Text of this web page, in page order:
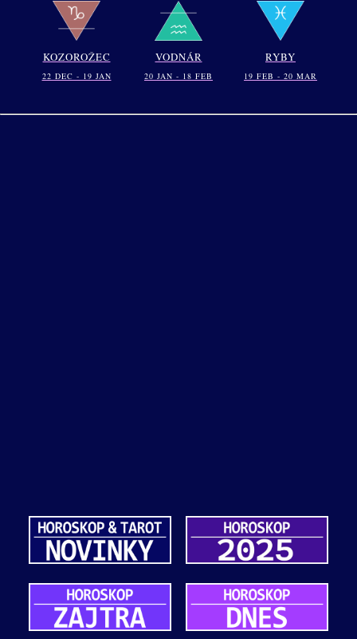
KOZOROŽEC
22 DEC - 19 JAN
VODNÁR
20 JAN - 18 FEB
RYBY
19 FEB - 20 MAR